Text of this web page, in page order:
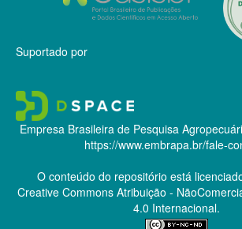
Suportado por
Empresa Brasileira de Pesquisa
https://www.embrapa.br/fale-
O conteúdo do repositório está
Creative CommonsAtribuição -
4.0 Internacional.